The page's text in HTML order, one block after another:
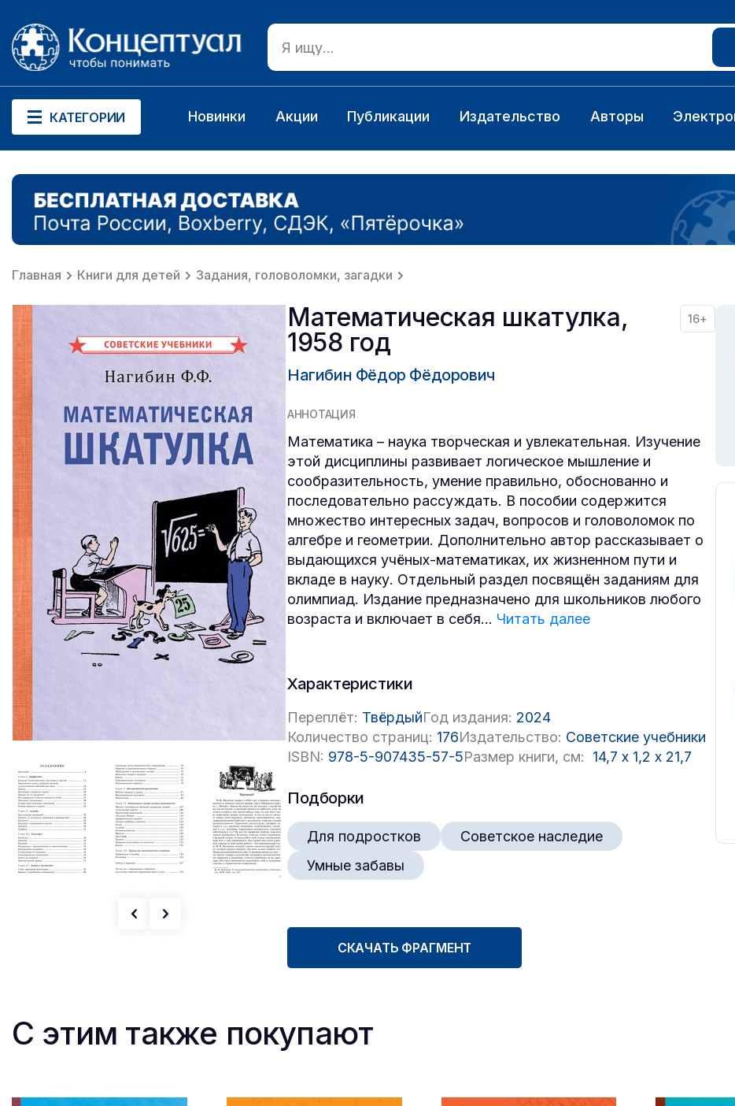
КАТЕГОРИИ Новинки Акции Публикации Издательство Авторы
Главная Книги для детей Задания, головоломки, загадки
Математическая шкатулка,
1958 год
16+
Нагибин Фёдор Фёдорович
АННОТАЦИЯ
Математика – наука творческая и увлекательная. Изучение
этой дисциплины развивает логическое мышление и
сообразительность, умение правильно, обоснованно и
последовательно рассуждать. В пособии содержится
множество интересных задач, вопросов и головоломок по
алгебре и геометрии. Дополнительно автор рассказывает о
выдающихся учёных-математиках, их жизненном пути и
вкладе в науку. Отдельный раздел посвящён заданиям для
олимпиад. Издание предназначено для школьников любого
возраста и включает в себя... Читать далее
Характеристики
Переплёт: ТвёрдыйГод издания: 2024
Количество страниц: 176Издательство: Советские учебники
ISBN: 978-5-907435-57-5Размер книги, см: 14,7 x 1,2 x 21,7
Подборки
Для подростков
Советское наследие
Умные забавы
СКАЧАТЬ ФРАГМЕНТ
С этим также покупают